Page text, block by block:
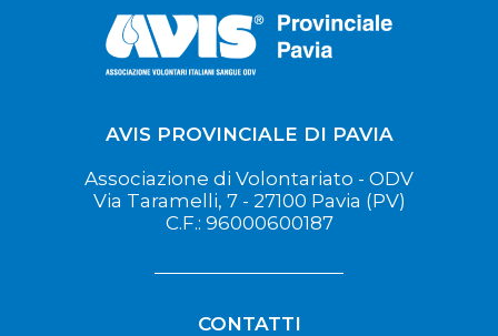
AVIS PROVINCIALE DI PAVIA
Associazione di Volontariato - ODV
Via Taramelli, 7 - 27100 Pavia (PV)
C.F.: 96000600187
CONTATTI